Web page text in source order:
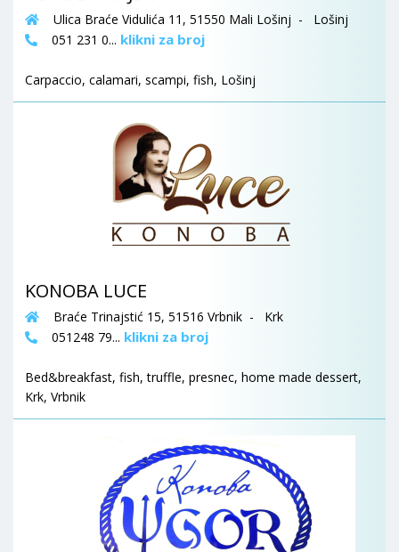
Ulica Braće Vidulića 11, 51550 Mali Lošinj - Lošinj
051 231 0... klikni za broj
Carpaccio, calamari, scampi, fish, Lošinj
KONOBA LUCE
Braće Trinajstić 15, 51516 Vrbnik - Krk
051248 79... klikni za broj
Bed&breakfast, fish, truffle, presnec, home made dessert,
Krk, Vrbnik